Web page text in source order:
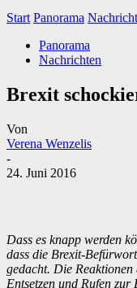
Start Panorama
Panorama
Nachrichten
Brexit
Von
Verena Wenzelis
-
24. Juni 2016
Dass es knapp werden
dass die Brexit-
gedacht. Die
Entsetzen und Rufen zur